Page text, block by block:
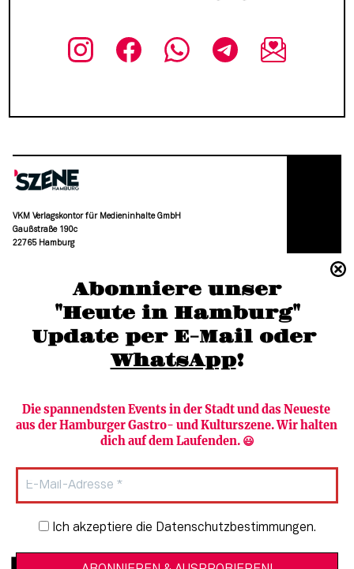
Abonniere unser
"Heute in Hamburg"
Update per E-Mail oder
WhatsApp!
Die spannendsten Events in der Stadt und das Neueste
aus der Hamburger Gastro- und Kulturszene. Wir halten
dich auf dem Laufenden. 😃
Newsletter-Anmeldung
Ich akzeptiere die Datenschutzbestimmungen.
VKM Verlagskontor für Medieninhalte GmbH
Gaußstraße 190c
22765 Hamburg
moc.grubmah-enezs@ofni
Newsletter abonnieren
HAMBURG PUR
Verlag